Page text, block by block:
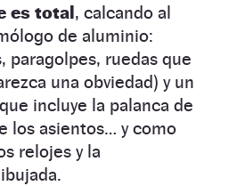
es total, calcando al
de aluminio:
paragolpes, ruedas que
una obviedad) y un
incluye la palanca de
los asientos… y como
relojes y la